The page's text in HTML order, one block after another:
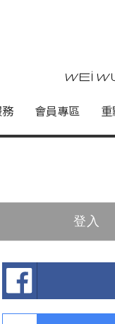
會員專區
登入